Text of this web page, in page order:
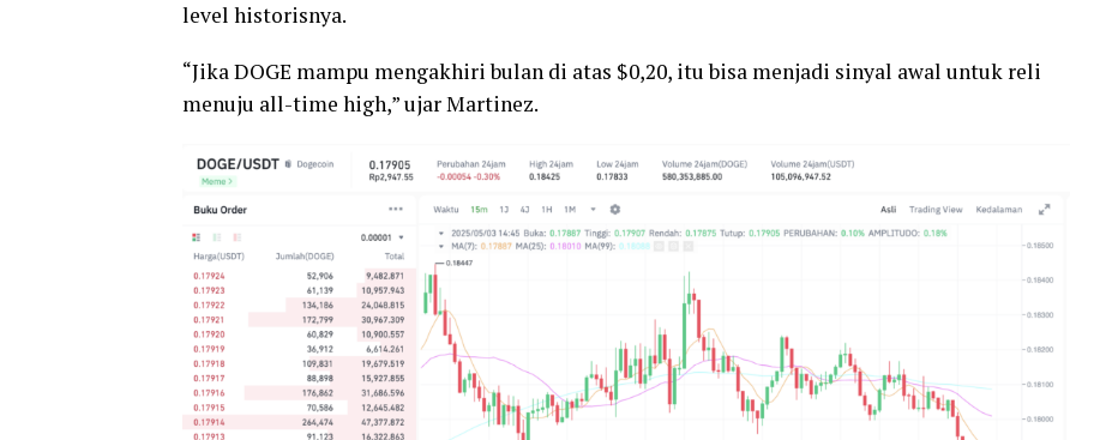
level historisnya.
“Jika DOGE mampu mengakhiri bulan di atas $0,20, itu bisa menjadi sinyal awal untuk reli
menuju all-time high,” ujar Martinez.